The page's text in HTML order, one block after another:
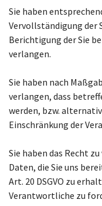
Sie haben
Vervollständigung der
Berichtigung der Sie
verlangen.
Sie haben nach
verlangen, dass
werden, bzw. alternativ
Einschränkung der
Sie haben das Recht
Daten, die Sie uns
Art. 20 DSGVO zu
Verantwortliche zu